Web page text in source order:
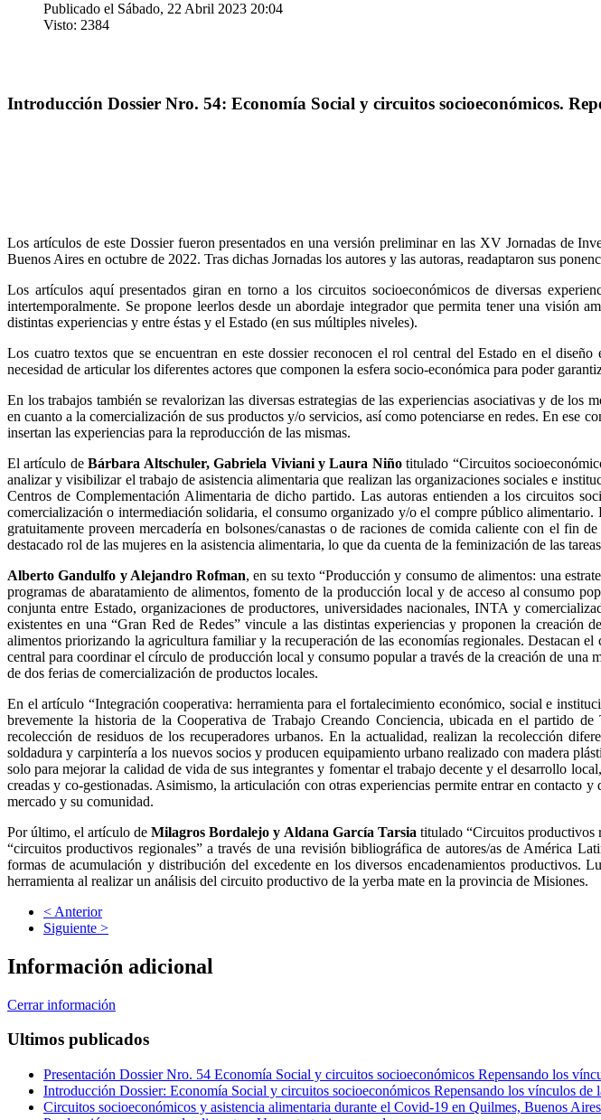
Publicado el Sábado, 22 Abril 2023 20:04
Visto: 2384
Introducción Dossier Nro. 54: Economía Social y circuitos socioeconómicos.
Los artículos de este Dossier fueron presentados en una versión preliminar en las XV Jornadas de
Buenos Aires en octubre de 2022. Tras dichas Jornadas los autores y las autoras, readaptaron sus
Los artículos aquí presentados giran en torno a los circuitos socioeconómicos de diversas
intertemporalmente. Se propone leerlos desde un abordaje integrador que permita tener una visión
distintas experiencias y entre éstas y el Estado (en sus múltiples niveles).
Los cuatro textos que se encuentran en este dossier reconocen el rol central del Estado en el
necesidad de articular los diferentes actores que componen la esfera socio-económica para poder
En los trabajos también se revalorizan las diversas estrategias de las experiencias asociativas y de
en cuanto a la comercialización de sus productos y/o servicios, así como potenciarse en redes. En ese
insertan las experiencias para la reproducción de las mismas.
El artículo deBárbara Altschuler, Gabriela Viviani y Laura Niñotitulado “Circuitos
analizar y visibilizar el trabajo de asistencia alimentaria que realizan las organizaciones sociales e
Centros de Complementación Alimentaria de dicho partido. Las autoras entienden a los circuitos
comercialización o intermediación solidaria, el consumo organizado y/o el compre público
gratuitamente proveen mercadería en bolsones/canastas o de raciones de comida caliente con el fin
destacado rol de las mujeres en la asistencia alimentaria, lo que da cuenta de la feminización de las
Alberto Gandulfo y Alejandro Rofman, en su texto “Producción y consumo de alimentos: una
programas de abaratamiento de alimentos, fomento de la producción local y de acceso al consumo
conjunta entre Estado, organizaciones de productores, universidades nacionales, INTA y
existentes en una “Gran Red de Redes” vincule a las distintas experiencias y proponen la creación
alimentos priorizando la agricultura familiar y la recuperación de las economías regionales. Destacan
central para coordinar el círculo de producción local y consumo popular a través de la creación de una
de dos ferias de comercialización de productos locales.
En el artículo “Integración cooperativa: herramienta para el fortalecimiento económico, social e
brevemente la historia de la Cooperativa de Trabajo Creando Conciencia, ubicada en el partido
recolección de residuos de los recuperadores urbanos. En la actualidad, realizan la recolección
soldadura y carpintería a los nuevos socios y producen equipamiento urbano realizado con madera
solo para mejorar la calidad de vida de sus integrantes y fomentar el trabajo decente y el desarrollo
creadas y co-gestionadas. Asimismo, la articulación con otras experiencias permite entrar en contacto
mercado y su comunidad.
Por último, el artículo deMilagros Bordalejo y Aldana García Tarsia titulado “Circuitos productivos
“circuitos productivos regionales” a través de una revisión bibliográfica de autores/as de América
formas de acumulación y distribución del excedente en los diversos encadenamientos productivos.
herramienta al realizar un análisis del circuito productivo de la yerba mate en la provincia de Misiones.
< Anterior
Siguiente >
Información adicional
Cerrar información
Ultimos publicados
Presentación Dossier Nro. 54 Economía Social y circuitos socioeconómicos Repensando los
Introducción Dossier: Economía Social y circuitos socioeconómicos Repensando los vínculos de
Circuitos socioeconómicos y asistencia alimentaria durante el Covid-19 en Quilmes, Buenos Aires